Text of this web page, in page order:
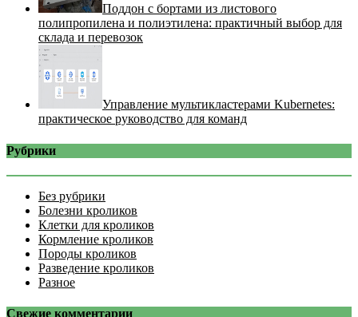
Поддон с бортами из листового
полипропилена и полиэтилена: практичный выбор для
склада и перевозок
Управление мультикластерами Kubernetes:
практическое руководство для команд
Рубрики
Без рубрики
Болезни кроликов
Клетки для кроликов
Кормление кроликов
Породы кроликов
Разведение кроликов
Разное
Свежие комментарии